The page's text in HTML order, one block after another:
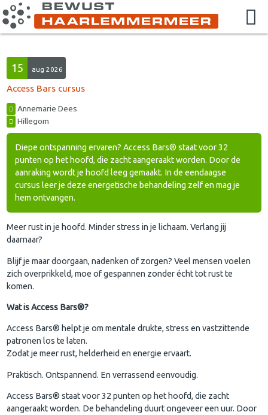
15 aug 2026
Access Bars cursus
Annemarie Dees
Hillegom
Diepe ontspanning ervaren? Access Bars® staat voor 32
punten op het hoofd, die zacht aangeraakt worden. Door de
aanraking wordt je hoofd leeg gemaakt. In de eendaagse
cursus leer je deze energetische behandeling zelf en mag je
hem ontvangen.
Meer rust in je hoofd. Minder stress in je lichaam. Verlang jij
daarnaar?
Blijf je maar doorgaan, nadenken of zorgen? Veel mensen voelen
zich overprikkeld, moe of gespannen zonder écht tot rust te
komen.
Wat is Access Bars®?
Access Bars® helpt je om mentale drukte, stress en vastzittende
patronen los te laten.
Zodat je meer rust, helderheid en energie ervaart.
Praktisch. Ontspannend. En verrassend eenvoudig.
Access Bars® staat voor 32 punten op het hoofd, die zacht
aangeraakt worden. De behandeling duurt ongeveer een uur. Door